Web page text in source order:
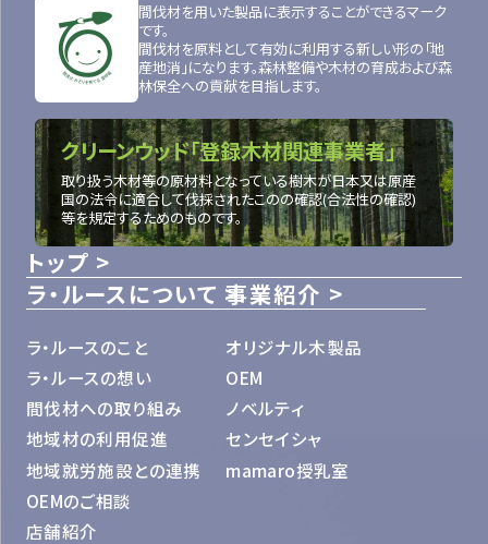
トップ
ラ・ルースについて
ラ・ルースのこと
ラ・ルースの想い
間伐材への取り組み
地域材の利用促進
地域就労施設との連携
OEMのご相談
店舗紹介
事業紹介
オリジナル木製品
OEM
ノベルティ
センセイシャ
mamaro授乳室
間伐材を用いた製品に表示することができるマーク
です。
間伐材を原料として有効に利用する新しい形の「地
産地消」になります。森林整備や木材の育成および森
林保全への貢献を目指します。
クリーンウッド「登録木材関連事業者」
取り扱う木材等の原材料となっている樹木が日本又は原産
国の法令に適合して伐採されたこのの確認(合法性の確認)
等を規定するためのものです。